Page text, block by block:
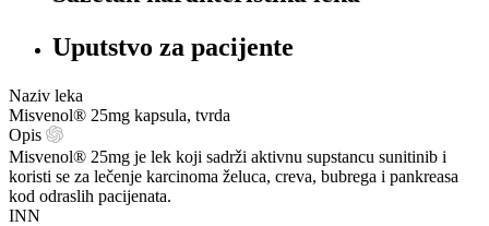
Uputstvo za pacijente
Naziv leka
Misvenol® 25mg kapsula, tvrda
Opis
Misvenol® 25mg je lek koji sadrži aktivnu supstancu sunitinib i
koristi se za lečenje karcinoma želuca, creva, bubrega i pankreasa
kod odraslih pacijenata.
INN